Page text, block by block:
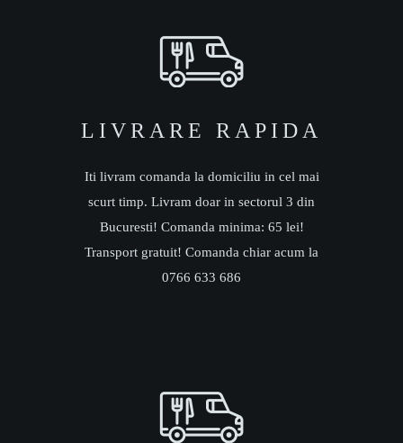
LIVRARE RAPIDA
Iti livram comanda la domiciliu in cel mai
scurt timp. Livram doar in sectorul 3 din
Bucuresti! Comanda minima: 65 lei!
Transport gratuit! Comanda chiar acum la
0766 633 686